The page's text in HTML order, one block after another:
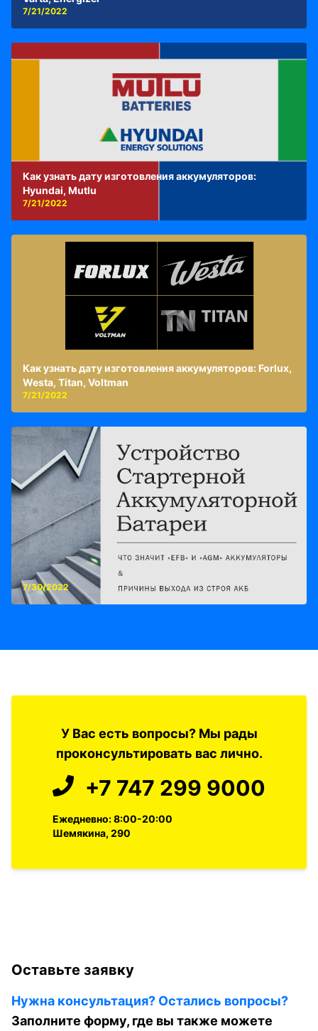
7/21/2022
Как узнать дату изготовления аккумуляторов:
Hyundai, Mutlu
7/21/2022
Как узнать дату изготовления аккумуляторов: Forlux,
Westa, Titan, Voltman
7/21/2022
7/30/2022
У Вас есть вопросы? Мы рады
проконсультировать вас лично.
+7 747 299 9000
Ежедневно: 8:00-20:00
Шемякина, 290
Оставьте заявку
Нужна консультация? Остались вопросы?
Заполните форму, где вы также можете